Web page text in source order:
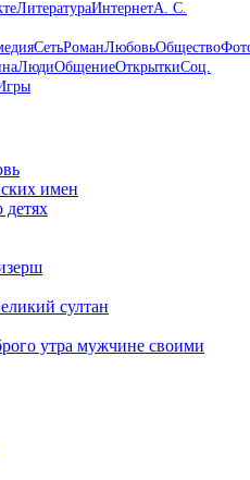
ЛитератураИнтернетА. С.
СетьРоманЛюбовьОбщество
ЛюдиОбщениеОткрыткиСоц.
имен
султан
утра мужчине своими